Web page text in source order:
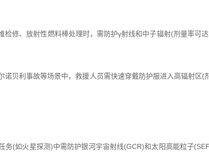
检修、放射性燃料棒处理时，需防护γ射线和中子辐射(剂量率
诺贝利事故等场景中，救援人员需快速穿戴防护服进入高辐射
务(如火星探测)中需防护银河宇宙射线(GCR)和太阳高能粒子